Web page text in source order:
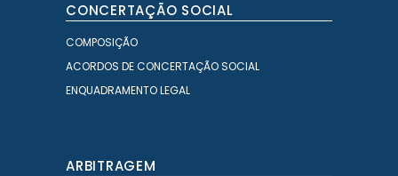
CONCERTAÇÃO SOCIAL
COMPOSIÇÃO
ACORDOS DE CONCERTAÇÃO SOCIAL
ENQUADRAMENTO LEGAL
ARBITRAGEM